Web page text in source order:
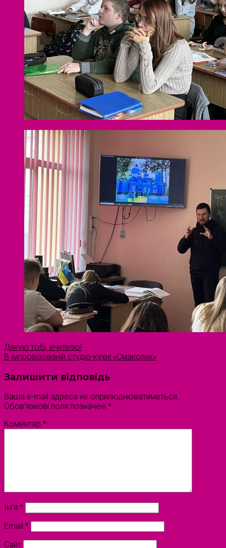
Дякую тобі, вчителю!
В імпровізованій студіо-кухні «Смаколик»
Залишити відповідь
Ваша e-mail адреса не оприлюднюватиметься.
Обов’язкові поля позначені *
Коментар *
Ім'я *
Email *
Сайт